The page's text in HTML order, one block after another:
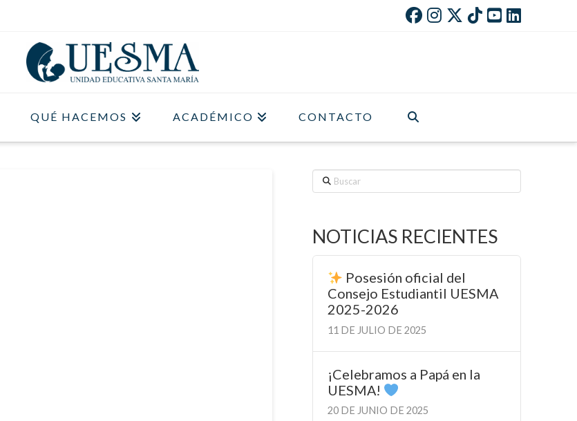
QUÉ HACEMOS ACADÉMICO CONTACTO
Buscar
NOTICIAS RECIENTES
Posesión oficial del
Consejo Estudiantil UESMA
2025-2026
11 DE JULIO DE 2025
¡Celebramos a Papá en la
UESMA!
20 DE JUNIO DE 2025